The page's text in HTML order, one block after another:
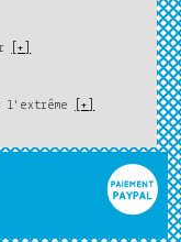
[+]
l'extrême
[+]